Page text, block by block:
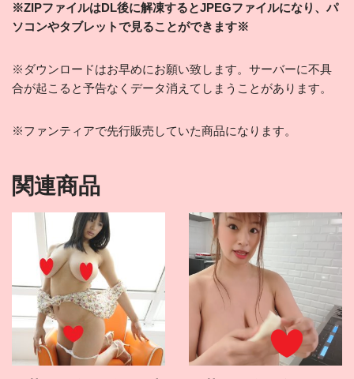
※ZIPファイルはDL後に解凍するとJPEGファイルになり、パ
ソコンやタブレットで見ることができます※
※ダウンロードはお早めにお願い致します。サーバーに不具
合が起こると予告なくデータ消えてしまうことがあります。
※ファンティアで先行販売していた商品になります。
関連商品